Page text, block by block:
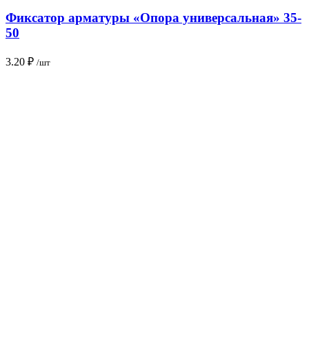
Фиксатор арматуры «Опора универсальная» 35-
50
3.20 ₽ /шт